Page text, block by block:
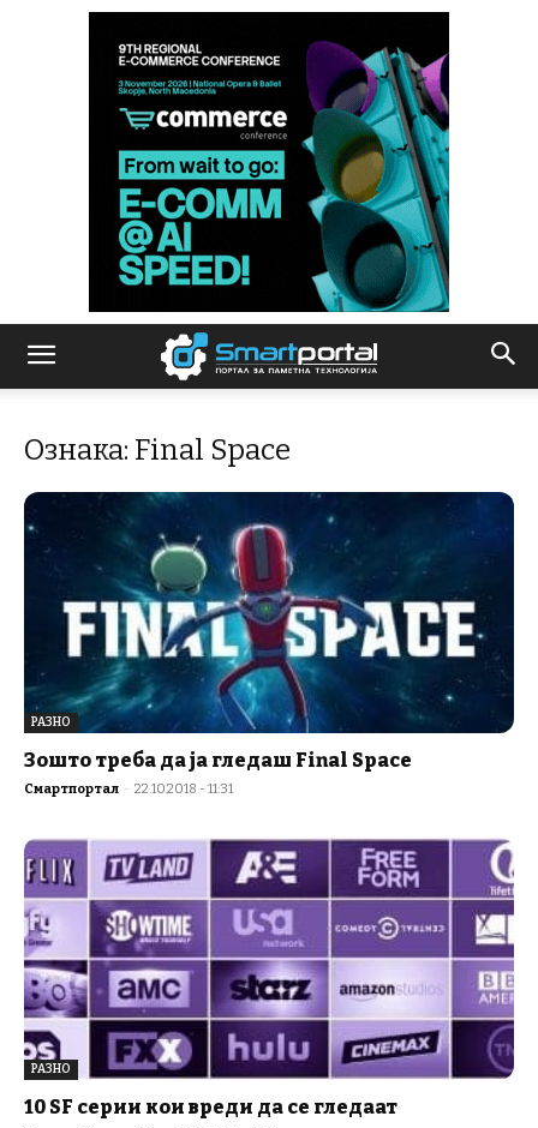
Ознака: Final Space
РАЗНО
Зошто треба да ја гледаш Final Space
Смартпортал - 22.10.2018 - 11:31
РАЗНО
10 SF серии кои вреди да се гледаат